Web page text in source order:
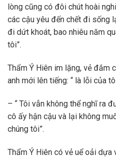
lòng cũng có đôi chút hoài
các cậu yêu đến chết đi sống
đi dứt khoát, bao nhiêu năm
tôi”.
Thẩm Ý Hiên im lặng, vẻ đắm
anh mới lên tiếng: “ là lỗi của
– “ Tôi vẫn không thể nghĩ ra
cô ấy hận cậu và lại không
chúng tôi”.
Thẩm Ý Hiên có vẻ uể oải dựa